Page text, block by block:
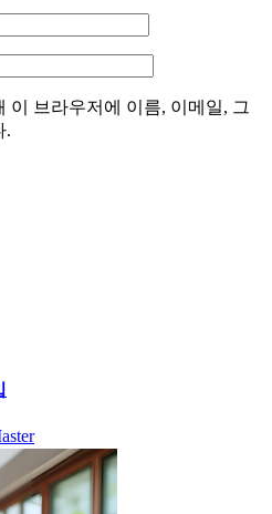
이 브라우저에 이름, 이메일, 그
.